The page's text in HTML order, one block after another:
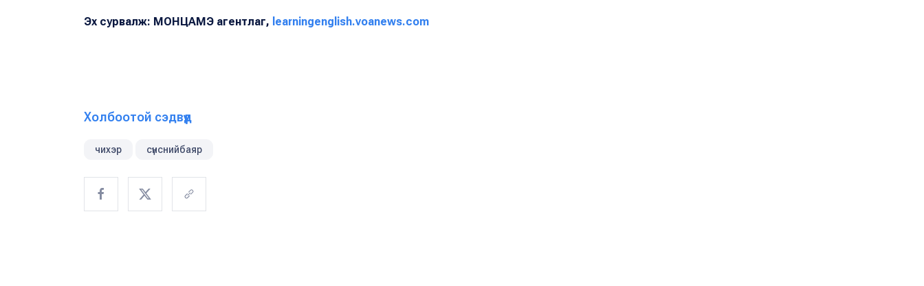
Эх сурвалж: МОНЦАМЭ агентлаг, learningenglish.voanews.com
Холбоотой сэдвүүд
чихэр сүнснийбаяр